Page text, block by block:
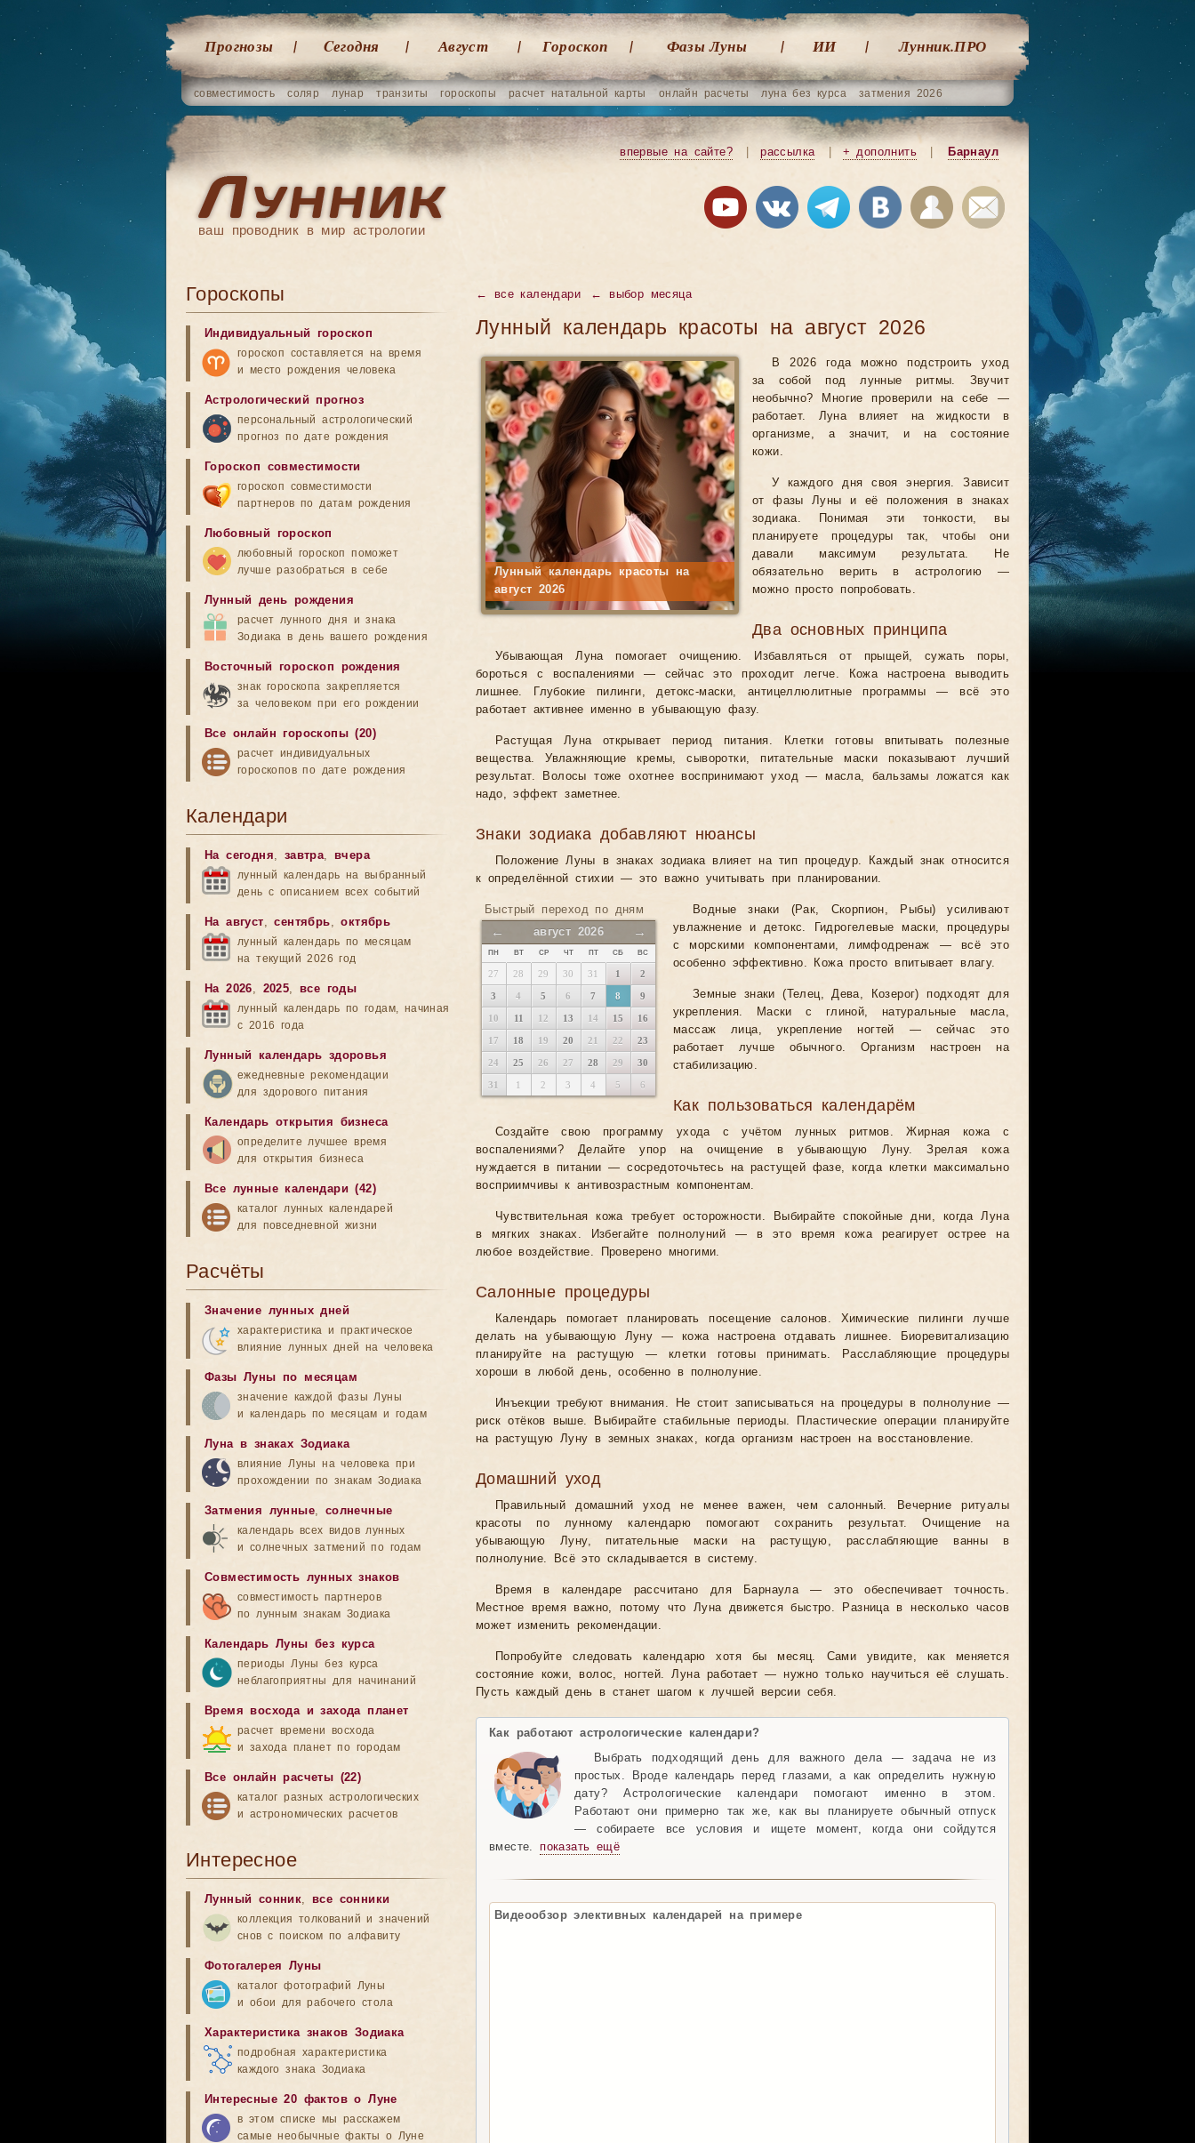
Прогнозы Cегодня Август Гороскоп Фазы Луны ИИ Лунник.ПРО
совместимость соляр лунар транзиты гороскопы расчет натальной карты онлайн расчеты луна без курса затмения 2026
ваш проводник в мир астрологии
впервые на сайте? рассылка + дополнить Барнаул
← все календари ←выбор месяца
Лунный календарь красоты на август 2026
Лунный календарь красоты на
август 2026
В 2026 года можно подстроить уход
за собой под лунные ритмы. Звучит
необычно? Многие проверили на себе —
работает. Луна влияет на жидкости в
организме, а значит, и на состояние
кожи.
У каждого дня своя энергия. Зависит
от фазы Луны и её положения в знаках
зодиака. Понимая эти тонкости, вы
планируете процедуры так, чтобы они
давали максимум результата. Не
обязательно верить в астрологию —
можно просто попробовать.
Два основных принципа
Убывающая Луна помогает очищению. Избавляться от прыщей, сужать поры,
бороться с воспалениями — сейчас это проходит легче. Кожа настроена выводить
лишнее. Глубокие пилинги, детокс-маски, антицеллюлитные программы — всё это
работает активнее именно в убывающую фазу.
Растущая Луна открывает период питания. Клетки готовы впитывать полезные
вещества. Увлажняющие кремы, сыворотки, питательные маски показывают лучший
результат. Волосы тоже охотнее воспринимают уход — масла, бальзамы ложатся как
надо, эффект заметнее.
Знаки зодиака добавляют нюансы
Положение Луны в знаках зодиака влияет на тип процедур. Каждый знак относится
к определённой стихии — это важно учитывать при планировании.
Быстрый переход по дням
← →
август 2026
ПН ВТ СР ЧТ ПТ СБ ВС
27 28 29 30 31 1 2
3 4 5 6 7 8 9
10 11 12 13 14 15 16
17 18 19 20 21 22 23
24 25 26 27 28 29 30
31 1 2 3 4 5 6
Водные знаки (Рак, Скорпион, Рыбы) усиливают
увлажнение и детокс. Гидрогелевые маски, процедуры
с морскими компонентами, лимфодренаж — всё это
особенно эффективно. Кожа просто впитывает влагу.
Земные знаки (Телец, Дева, Козерог) подходят для
укрепления. Маски с глиной, натуральные масла,
массаж лица, укрепление ногтей — сейчас это
работает лучше обычного. Организм настроен на
стабилизацию.
Как пользоваться календарём
Создайте свою программу ухода с учётом лунных ритмов. Жирная кожа с
воспалениями? Делайте упор на очищение в убывающую Луну. Зрелая кожа
нуждается в питании — сосредоточьтесь на растущей фазе, когда клетки максимально
восприимчивы к антивозрастным компонентам.
Чувствительная кожа требует осторожности. Выбирайте спокойные дни, когда Луна
в мягких знаках. Избегайте полнолуний — в это время кожа реагирует острее на
любое воздействие. Проверено многими.
Салонные процедуры
Календарь помогает планировать посещение салонов. Химические пилинги лучше
делать на убывающую Луну — кожа настроена отдавать лишнее. Биоревитализацию
планируйте на растущую — клетки готовы принимать. Расслабляющие процедуры
хороши в любой день, особенно в полнолуние.
Инъекции требуют внимания. Не стоит записываться на процедуры в полнолуние —
риск отёков выше. Выбирайте стабильные периоды. Пластические операции планируйте
на растущую Луну в земных знаках, когда организм настроен на восстановление.
Домашний уход
Правильный домашний уход не менее важен, чем салонный. Вечерние ритуалы
красоты по лунному календарю помогают сохранить результат. Очищение на
убывающую Луну, питательные маски на растущую, расслабляющие ванны в
полнолуние. Всё это складывается в систему.
Время в календаре рассчитано для Барнаула — это обеспечивает точность.
Местное время важно, потому что Луна движется быстро. Разница в несколько часов
может изменить рекомендации.
Попробуйте следовать календарю хотя бы месяц. Сами увидите, как меняется
состояние кожи, волос, ногтей. Луна работает — нужно только научиться её слушать.
Пусть каждый день в станет шагом к лучшей версии себя.
Как работают астрологические календари?
Выбрать подходящий день для важного дела — задача не из
простых. Вроде календарь перед глазами, а как определить нужную
дату? Астрологические календари помогают именно в этом.
Работают они примерно так же, как вы планируете обычный отпуск
— собираете все условия и ищете момент, когда они сойдутся
вместе.показать ещё
Видеообзор элективных календарей на примере
Гороскопы
Индивидуальный гороскоп
гороскоп составляется на время
и место рождения человека
Астрологический прогноз
персональный астрологический
прогноз по дате рождения
Гороскоп совместимости
гороскоп совместимости
партнеров по датам рождения
Любовный гороскоп
любовный гороскоп поможет
лучше разобраться в себе
Лунный день рождения
расчет лунного дня и знака
Зодиака в день вашего рождения
Восточный гороскоп рождения
знак гороскопа закрепляется
за человеком при его рождении
Все онлайн гороскопы (20)
расчет индивидуальных
гороскопов по дате рождения
Календари
На сегодня, завтра,вчера
лунный календарь на выбранный
день с описанием всех событий
На август,сентябрь,октябрь
лунный календарь по месяцам
на текущий 2026 год
На 2026, 2025,все годы
лунный календарь по годам, начиная
с 2016 года
Лунный календарь здоровья
ежедневные рекомендации
для здорового питания
Календарь открытия бизнеса
определите лучшее время
для открытия бизнеса
Все лунные календари (42)
каталог лунных календарей
для повседневной жизни
Расчёты
Значение лунных дней
характеристика и практическое
влияние лунных дней на человека
Фазы Луны по месяцам
значение каждой фазы Луны
и календарь по месяцам и годам
Луна в знаках Зодиака
влияние Луны на человека при
прохождении по знакам Зодиака
Затмения лунные, солнечные
календарь всех видов лунных
и солнечных затмений по годам
Совместимость лунных знаков
совместимость партнеров
по лунным знакам Зодиака
Календарь Луны без курса
периоды Луны без курса
неблагоприятны для начинаний
Время восхода и захода планет
расчет времени восхода
и захода планет по городам
Все онлайн расчеты (22)
каталог разных астрологических
и астрономических расчетов
Интересное
Лунный сонник, все сонники
коллекция толкований и значений
снов с поиском по алфавиту
Фотогалерея Луны
каталог фотографий Луны
и обои для рабочего стола
Характеристика знаков Зодиака
подробная характеристика
каждого знака Зодиака
Интересные 20 фактов о Луне
в этом списке мы расскажем
самые необычные факты о Луне